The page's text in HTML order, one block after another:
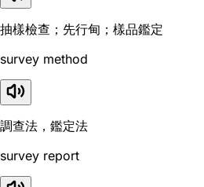
抽樣檢查；先行甸；樣品鑑定
survey method
調查法，鑑定法
survey report